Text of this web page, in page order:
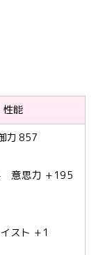
性能
力 857
意思力 +195
スト +1